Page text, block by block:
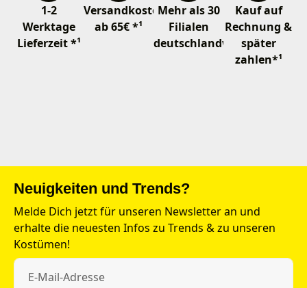
1-2
Werktage
Lieferzeit *¹
Versandkostenfrei
ab 65€ *¹
Mehr als 30
Filialen
deutschlandweit
Kauf auf
Rechnung &
später
zahlen*¹
Neuigkeiten und Trends?
Melde Dich jetzt für unseren Newsletter an und
erhalte die neuesten Infos zu Trends & zu unseren
Kostümen!